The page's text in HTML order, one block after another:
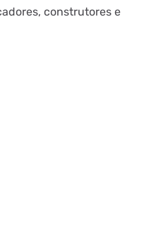
construtores e